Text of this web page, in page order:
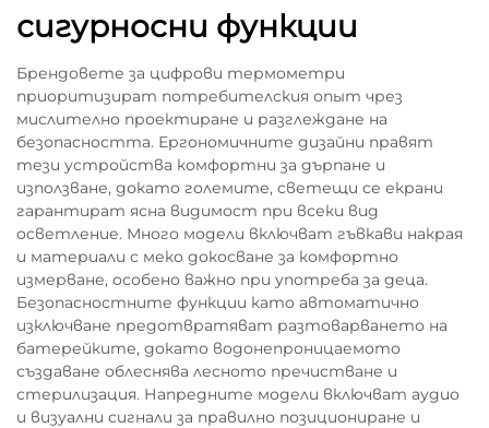
сигурносни функции
Брендовете за цифрови термометри
приоритизират потребителския опыт чрез
мислително проектиране и разглеждане на
безопасността. Ергономичните дизайни правят
тези устройства комфортни за дърпане и
използване, докато големите, светещи се екрани
гарантират ясна видимост при всеки вид
осветление. Много модели включват гъвкави накрая
и материали с меко докосване за комфортно
измерване, особено важно при употреба за деца.
Безопасностните функции като автоматично
изключване предотвратяват разтоварването на
батерейките, докато водонепроницаемото
създаване облеснява лесното пречистване и
стерилизация. Напредните модели включват аудио
и визуални сигнали за правилно позициониране и